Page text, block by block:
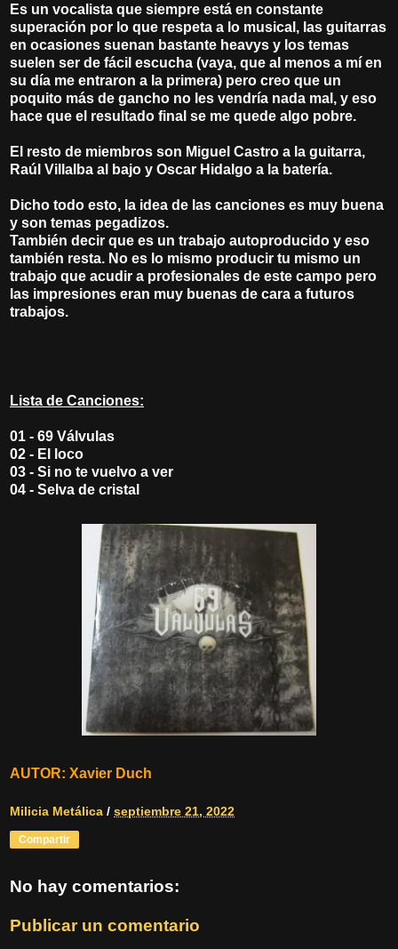
Es un vocalista que siempre está en constante
superación por lo que respeta a lo musical, las guitarras
en ocasiones suenan bastante heavys y los temas
suelen ser de fácil escucha (vaya, que al menos a mí en
su día me entraron a la primera) pero creo que un
poquito más de gancho no les vendría nada mal, y eso
hace que el resultado final se me quede algo pobre.
El resto de miembros son Miguel Castro a la guitarra,
Raúl Villalba al bajo y Oscar Hidalgo a la batería.
Dicho todo esto, la idea de las canciones es muy buena
y son temas pegadizos.
También decir que es un trabajo autoproducido y eso
también resta. No es lo mismo producir tu mismo un
trabajo que acudir a profesionales de este campo pero
las impresiones eran muy buenas de cara a futuros
trabajos.
Lista de Canciones:
01 - 69 Válvulas
02 - El loco
03 - Si no te vuelvo a ver
04 - Selva de cristal
AUTOR: Xavier Duch
Milicia Metálica / septiembre 21, 2022
Compartir
No hay comentarios:
Publicar un comentario